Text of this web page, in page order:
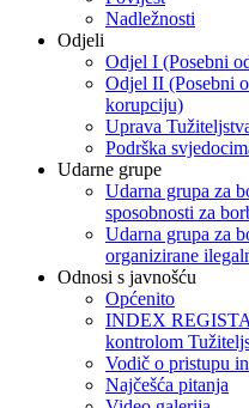
Nadležnosti
Odjeli
Odjel I (Posebni
Odjel II (Posebni
korupciju)
Uprava
Podrška
Udarne grupe
Udarna grupa za
sposobnosti za
Udarna grupa za
organizirane
Odnosi s javnošću
Općenito
INDEX
kontrolom
Vodič o pristupu
Najčešća pitanja